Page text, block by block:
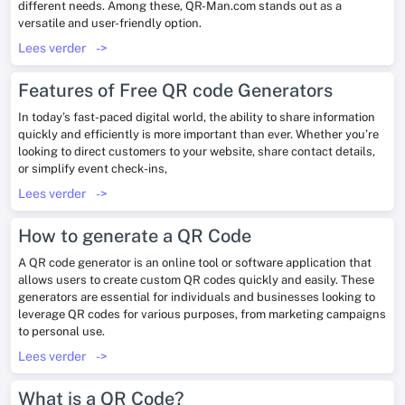
different needs. Among these, QR-Man.com stands out as a
versatile and user-friendly option.
Lees verder ->
Features of Free QR code Generators
In today’s fast-paced digital world, the ability to share information
quickly and efficiently is more important than ever. Whether you’re
looking to direct customers to your website, share contact details,
or simplify event check-ins,
Lees verder ->
How to generate a QR Code
A QR code generator is an online tool or software application that
allows users to create custom QR codes quickly and easily. These
generators are essential for individuals and businesses looking to
leverage QR codes for various purposes, from marketing campaigns
to personal use.
Lees verder ->
What is a QR Code?